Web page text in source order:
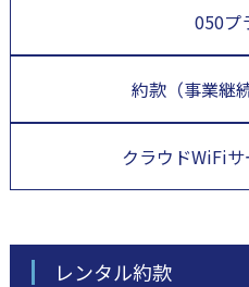
050プ
約款（事業継
クラウドWiFi
レンタル約款